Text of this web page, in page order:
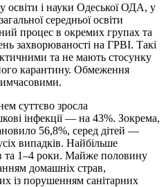
освіти і науки Одеської ОДА, у
середньої освіти
процес в окремих групах та
захворюваності на ГРВІ. Такі
та не мають стосунку
карантину. Обмеження
суттєво зросла
інфекції — на 43%. Зокрема,
56,8%, серед дітей —
випадків. Найбільше
та 1–4 роки. Майже половину
домашніх страв,
із порушенням санітарних